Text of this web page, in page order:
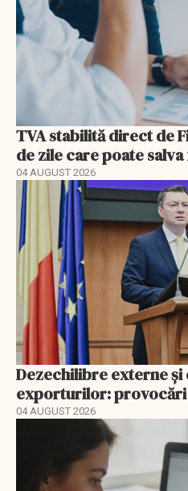
TVA stabilită direct de
de zile care poate
04 AUGUST 2026
Dezechilibre externe
exporturilor:
04 AUGUST 2026